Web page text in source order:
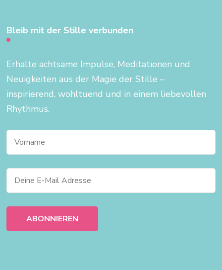
Bleib mit der Stille verbunden
Erhalte achtsame Impulse, Meditationen und
Neuigkeiten aus der Magie der Stille –
inspirierend, wohltuend und in einem liebevollen
Rhythmus.